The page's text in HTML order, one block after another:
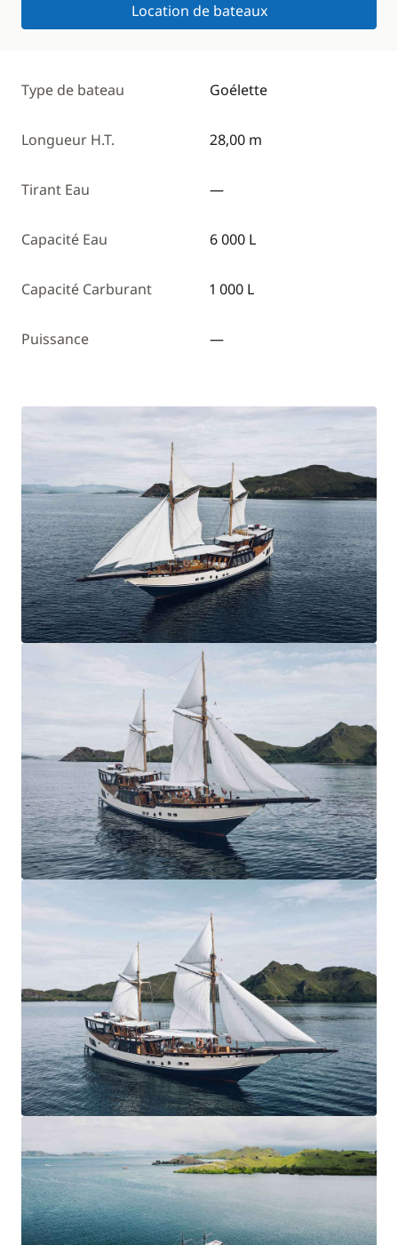
Location de bateaux
Type de bateau Goélette
Longueur H.T. 28,00 m
Tirant Eau —
Capacité Eau 6 000 L
Capacité Carburant 1 000 L
Puissance —